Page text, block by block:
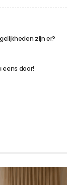
zijn er?
eens door!